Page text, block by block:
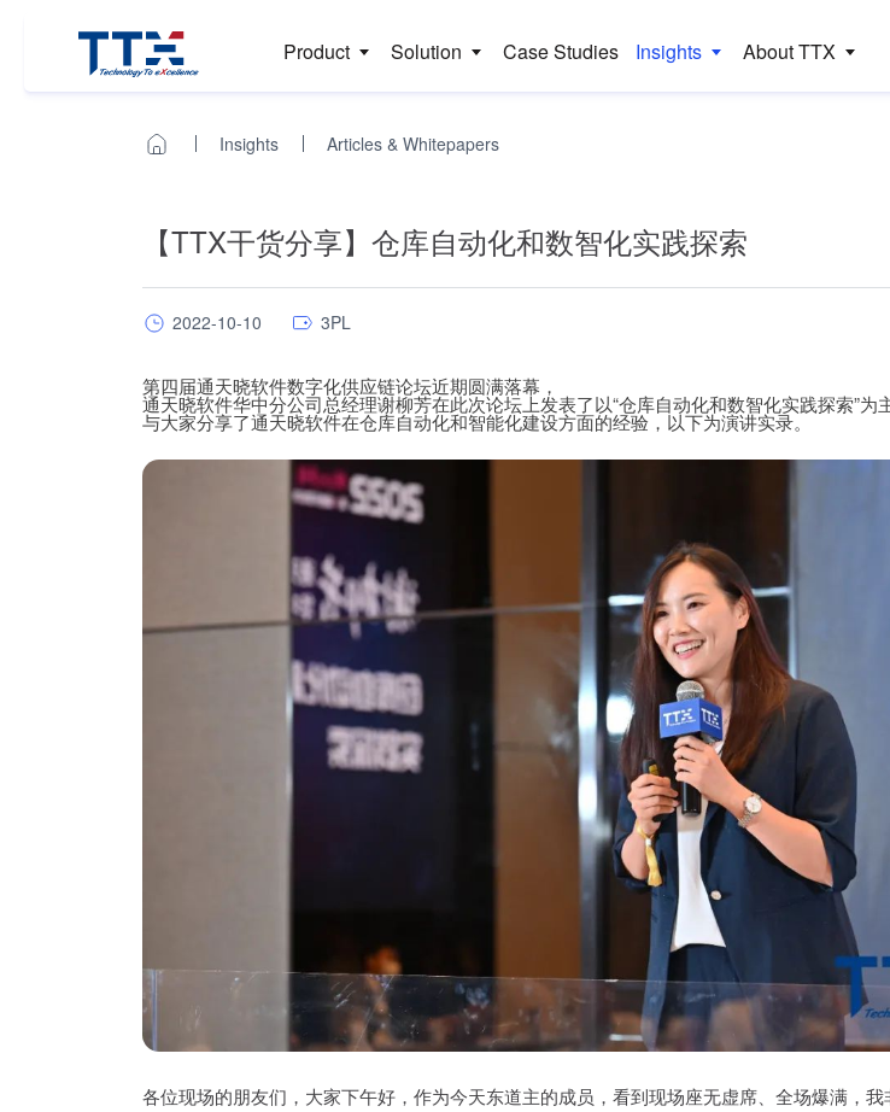
Product Solution Case Studies Insights About TTX
Insights Articles & Whitepapers
【TTX干货分享】仓库自动化和数智化实践探索
2022-10-10 3PL
第四届通天晓软件数字化供应链论坛近期圆满落幕，
通天晓软件华中分公司总经理谢柳芳在此次论坛上发表了以“仓库自动化和数智化实践探索”为
与大家分享了通天晓软件在仓库自动化和智能化建设方面的经验，以下为演讲实录。
各位现场的朋友们，大家下午好，作为今天东道主的成员，看到现场座无虚席、全场爆满，我